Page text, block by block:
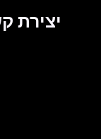
יצירת קשר